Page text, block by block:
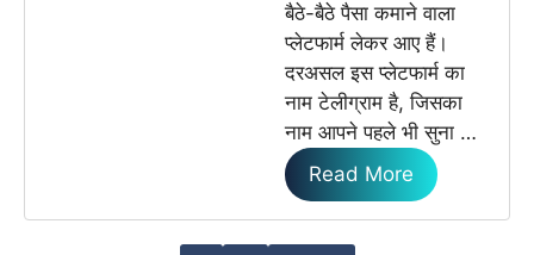
बैठे-बैठे पैसा कमाने वाला
प्लेटफार्म लेकर आए हैं।
दरअसल इस प्लेटफार्म का
नाम टेलीग्राम है, जिसका
नाम आपने पहले भी सुना …
Read More